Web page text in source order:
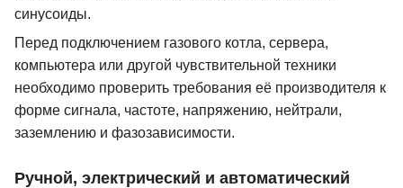
синусоиды.
Перед подключением газового котла, сервера,
компьютера или другой чувствительной техники
необходимо проверить требования её производителя к
форме сигнала, частоте, напряжению, нейтрали,
заземлению и фазозависимости.
Ручной, электрический и автоматический